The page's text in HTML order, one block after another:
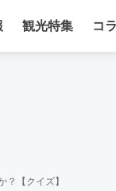
観光特集 コ
【クイズ】